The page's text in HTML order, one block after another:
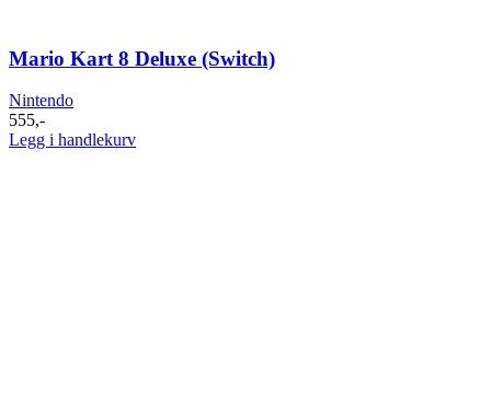
Mario Kart 8 Deluxe (Switch)
Nintendo
555,-
Legg i handlekurv